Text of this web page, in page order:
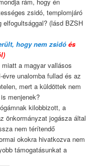
zsidó, templomjáró
(lásd BZSH
hogy nem zsidó és
a magyar vallásos
unalomba fullad és az
mert a küldöttek nem
menjenek?
kilobbizott, a
önkormányzat jogásza által
nem térítendő
okokra hivatkozva nem
támogatásunkat a